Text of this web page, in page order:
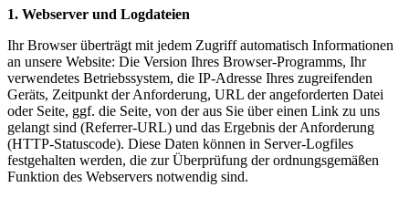
1. Webserver und Logdateien
Ihr Browser überträgt mit jedem Zugriff automatisch Informationen
an unsere Website: Die Version Ihres Browser-Programms, Ihr
verwendetes Betriebssystem, die IP-Adresse Ihres zugreifenden
Geräts, Zeitpunkt der Anforderung, URL der angeforderten Datei
oder Seite, ggf. die Seite, von der aus Sie über einen Link zu uns
gelangt sind (Referrer-URL) und das Ergebnis der Anforderung
(HTTP-Statuscode). Diese Daten können in Server-Logfiles
festgehalten werden, die zur Überprüfung der ordnungsgemäßen
Funktion des Webservers notwendig sind.